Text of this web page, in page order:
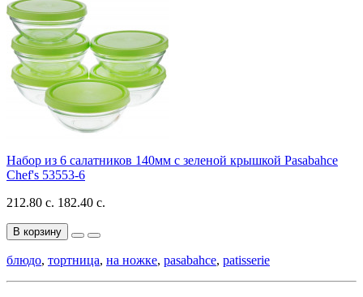
Набор из 6 салатников 140мм с зеленой крышкой Pasabahce
Chef's 53553-6
212.80 с. 182.40 с.
В корзину
блюдо, тортница, на ножке, pasabahce, patisserie